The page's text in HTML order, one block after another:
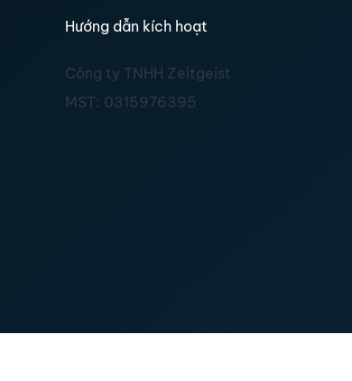
Hướng dẫn kích hoạt
Công ty TNHH Zeitgeist
MST: 0315976395